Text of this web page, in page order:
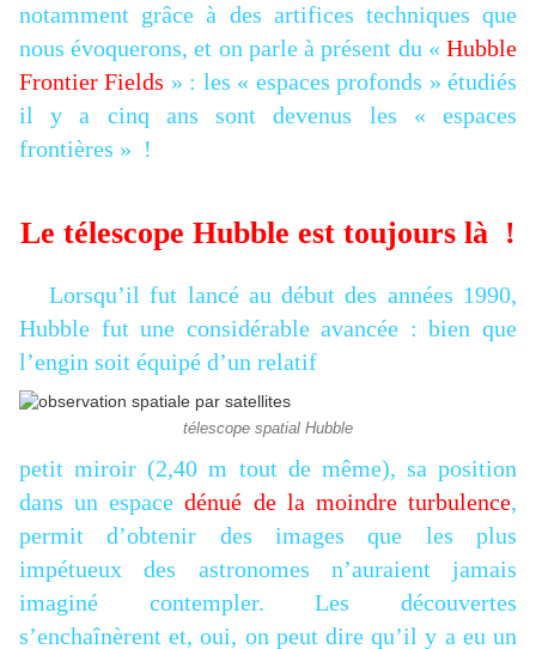
notamment grâce à des artifices techniques que
nous évoquerons, et on parle à présent du « Hubble
Frontier Fields » : les « espaces profonds » étudiés
il y a cinq ans sont devenus les « espaces
frontières » !
Le télescope Hubble est toujours là !
Lorsqu’il fut lancé au début des années 1990,
Hubble fut une considérable avancée : bien que
l’engin soit équipé d’un relatif
télescope spatial Hubble
petit miroir (2,40 m tout de même), sa position
dans un espacedénué de la moindre turbulence,
permit d’obtenir des images que les plus
impétueux des astronomes n’auraient jamais
imaginé contempler. Les découvertes
s’enchaînèrent et, oui, on peut dire qu’il y a eu un